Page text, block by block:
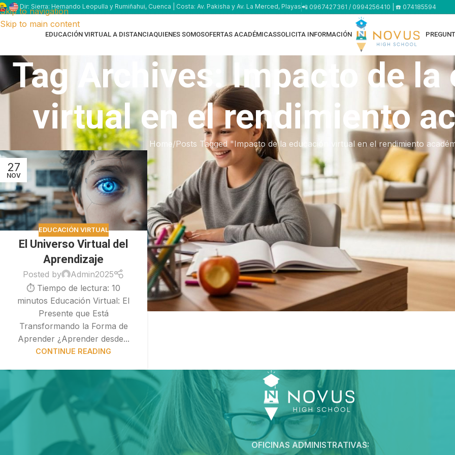
Skip to navigation
Skip to main content
Dir: Sierra: Hernando Leopulla y Rumiñahui, Cuenca | Costa: Av. Pakisha y Av. La Merced, Playas📲 0967427361 / 0994256410 | ☎️ 074185594
EDUCACIÓN VIRTUAL A DISTANCIAQUIENES SOMOSOFERTAS ACADÉMICASSOLICITA INFORMACIÓN
Tag Archives: Impacto de la
virtual en el rendimiento
Home Posts Tagged "Impacto de la educación virtual en el rendimiento
27
NOV
EDUCACIÓN VIRTUAL
El Universo Virtual del
Aprendizaje
Posted by
Admin2025
⏱ Tiempo de lectura: 10
minutos Educación Virtual: El
Presente que Está
Transformando la Forma de
Aprender ¿Aprender desde...
CONTINUE READING
OFICINAS ADMINISTRATIVAS: